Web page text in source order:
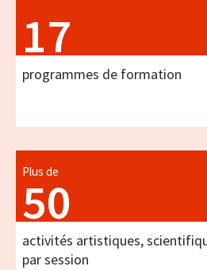
17
programmes de formation
Plus de
50
activités artistiques,
par session